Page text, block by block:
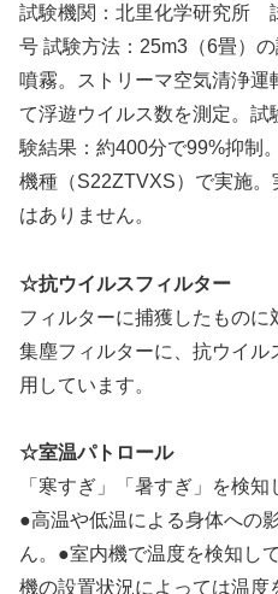
試験機関：北里化学研究所
号 試験方法：25m3（6畳）
噴霧。ストリーマ空気清浄
て浮遊ウイルス数を測定。
験結果：約400分で99%抑制
機種（S22ZTVXS）で実施
はありません。
☆抗ウイルスフィルター
フィルターに捕獲したものに
集塵フィルターに、抗ウイ
用しています。
☆室温パトロール
「寒すぎ」「暑すぎ」を検知
●高温や低温による身体への
ん。●室内機で温度を検知し
機の設置状況によっては温度